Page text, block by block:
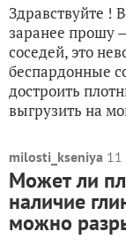
Здравствуйте !
заранее прошу
соседей, это
беспардонные
достроить
выгрузить на
milosti_kseniya
Может ли
наличие
можно